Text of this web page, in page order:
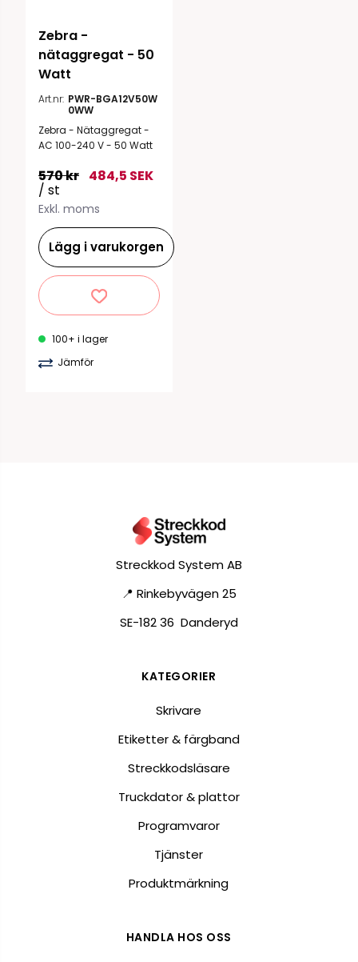
Zebra -
nätaggregat - 50
Watt
Art.nr: PWR-BGA12V50W
0WW
Zebra - Nätaggregat -
AC 100-240 V - 50 Watt
570 kr 484,5 SEK
/ st
Exkl. moms
Lägg i varukorgen
100+ i lager
Jämför
Streckkod System AB
📍 Rinkebyvägen 25
SE-182 36 Danderyd
KATEGORIER
Skrivare
Etiketter & färgband
Streckkodsläsare
Truckdator & plattor
Programvaror
Tjänster
Produktmärkning
HANDLA HOS OSS